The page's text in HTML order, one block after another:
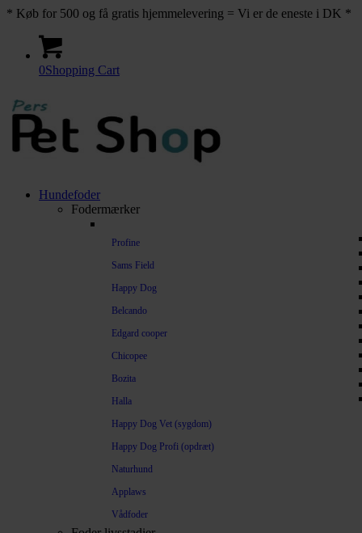
* Køb for 500 og få gratis hjemmelevering = Vi er de eneste i DK *
0Shopping Cart
Hundefoder
Fodermærker
Profine
Sams Field
Happy Dog
Belcando
Edgard cooper
Chicopee
Bozita
Halla
Happy Dog Vet (sygdom)
Happy Dog Profi (opdræt)
Naturhund
Applaws
Vådfoder